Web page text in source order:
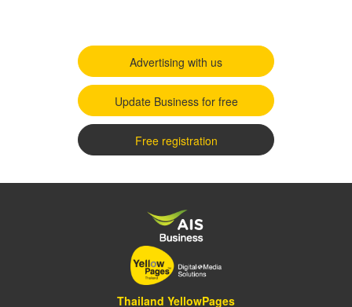
Advertising with us
Update Business for free
Free registration
Thailand YellowPages